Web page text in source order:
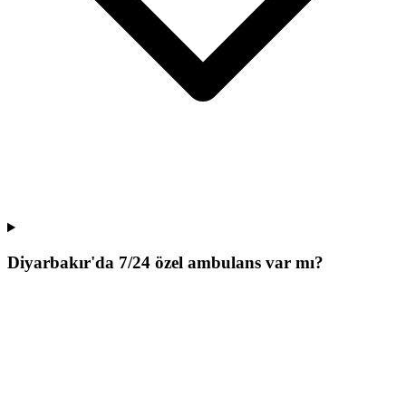
Diyarbakır'da 7/24 özel ambulans var mı?